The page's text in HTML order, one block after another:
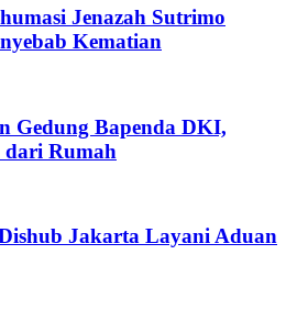
Jenazah Sutrimo
Kematian
Gedung Bapenda DKI,
dari Rumah
Jakarta Layani Aduan